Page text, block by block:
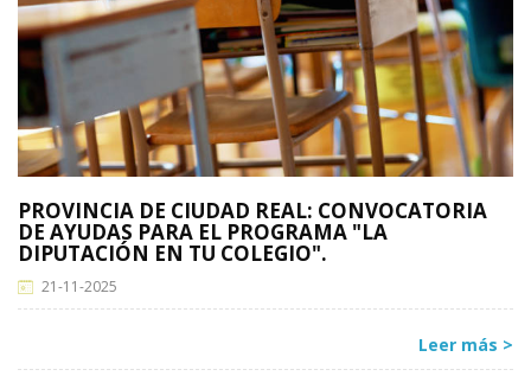
PROVINCIA DE CIUDAD REAL: CONVOCATORIA
DE AYUDAS PARA EL PROGRAMA "LA
DIPUTACIÓN EN TU COLEGIO".
21-11-2025
Leer más >